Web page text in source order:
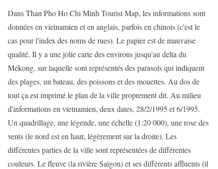
Dans Than Pho Ho Chi Minh Tourist Map, les informations sont
données en vietnamien et en anglais, parfois en chinois (c'est le
cas pour l'index des noms de rues). Le papier est de mauvaise
qualité. Il y a une jolie carte des environs jusqu'au delta du
Mékong, sur laquelle sont représentés des parasols qui indiquent
des plages, un bateau, des poissons et des mouettes. Au dos de
tout ça est imprimé le plan de la ville proprement dit. Au milieu
d'informations en vietnamien, deux dates, 28/2/1995 et 6/1995.
Un quadrillage, une légende, une échelle (1:20 000), une rose des
vents (le nord est en haut, légèrement sur la droite). Les
différentes parties de la ville sont représentées de différentes
couleurs. Le fleuve (la rivière Saïgon) et ses différents affluents (il